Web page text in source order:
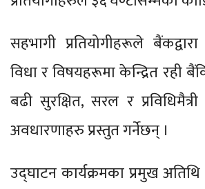
सहभागी प्रतियोगीहरूले बैंकद्वारा
विधा र विषयहरूमा केन्द्रित रही
बढी सुरक्षित, सरल र
अवधारणाहरु प्रस्तुत गर्नेछन् ।
उद्घाटन कार्यक्रमका प्रमुख